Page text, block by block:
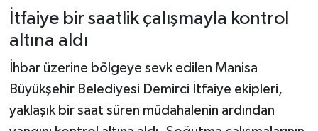
İtfaiye bir saatlik çalışmayla kontrol
altına aldı
İhbar üzerine bölgeye sevk edilen Manisa
Büyükşehir Belediyesi Demirci İtfaiye ekipleri,
yaklaşık bir saat süren müdahalenin ardından